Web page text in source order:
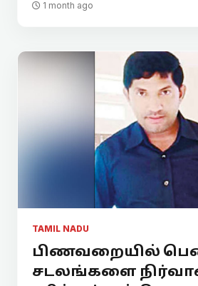
1 month ago
TAMIL NADU
பிணவறையில்
சடலங்களை